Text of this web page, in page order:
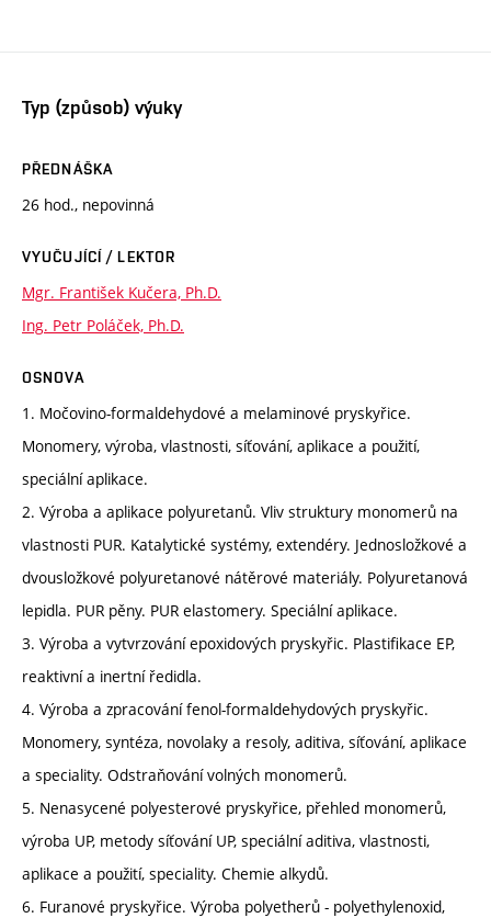
Typ (způsob) výuky
PŘEDNÁŠKA
26 hod., nepovinná
VYUČUJÍCÍ / LEKTOR
Mgr. František Kučera, Ph.D.
Ing. Petr Poláček, Ph.D.
OSNOVA
1. Močovino-formaldehydové a melaminové pryskyřice.
Monomery, výroba, vlastnosti, síťování, aplikace a použití,
speciální aplikace.
2. Výroba a aplikace polyuretanů. Vliv struktury monomerů na
vlastnosti PUR. Katalytické systémy, extendéry. Jednosložkové a
dvousložkové polyuretanové nátěrové materiály. Polyuretanová
lepidla. PUR pěny. PUR elastomery. Speciální aplikace.
3. Výroba a vytvrzování epoxidových pryskyřic. Plastifikace EP,
reaktivní a inertní ředidla.
4. Výroba a zpracování fenol-formaldehydových pryskyřic.
Monomery, syntéza, novolaky a resoly, aditiva, síťování, aplikace
a speciality. Odstraňování volných monomerů.
5. Nenasycené polyesterové pryskyřice, přehled monomerů,
výroba UP, metody síťování UP, speciální aditiva, vlastnosti,
aplikace a použití, speciality. Chemie alkydů.
6. Furanové pryskyřice. Výroba polyetherů - polyethylenoxid,